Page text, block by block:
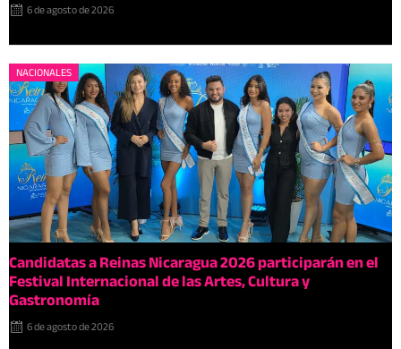
6 de agosto de 2026
NACIONALES
Candidatas a Reinas Nicaragua 2026 participarán en el
Festival Internacional de las Artes, Cultura y
Gastronomía
6 de agosto de 2026